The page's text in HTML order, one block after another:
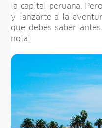
la capital peruana.
y lanzarte a la
que debes saber
nota!